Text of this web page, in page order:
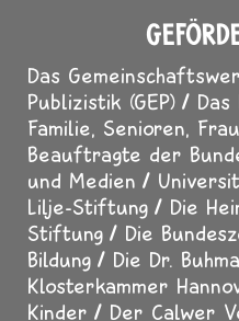
Das
Publizistik (GEP)
Familie, Senioren,
Beauftragte der
und Medien
Lilje-Stiftung
Die
Stiftung
Die
Bildung
Die Dr.
Klosterkammer
Kinder
Der Calwer